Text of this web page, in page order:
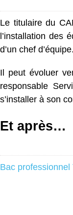
Le titulaire du
l’installation des
d’un chef d’équipe.
Il peut évoluer
responsable
s’installer à son
Et après…
Bac professionnel